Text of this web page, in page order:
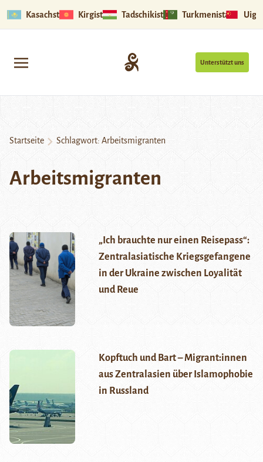
Kasachstan Kirgistan Tadschikistan Turkmenistan
Unterstützt uns
Startseite Schlagwort: Arbeitsmigranten
Arbeitsmigranten
„Ich brauchte nur einen Reisepass“:
Zentralasiatische Kriegsgefangene
in der Ukraine zwischen Loyalität
und Reue
Kopftuch und Bart – Migrant:innen
aus Zentralasien über Islamophobie
in Russland